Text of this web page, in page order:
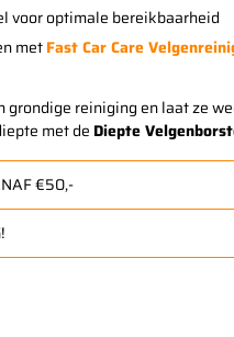
voor optimale bereikbaarheid
metFast Car Care
grondige reiniging en laat ze
met de Diepte
€50,-